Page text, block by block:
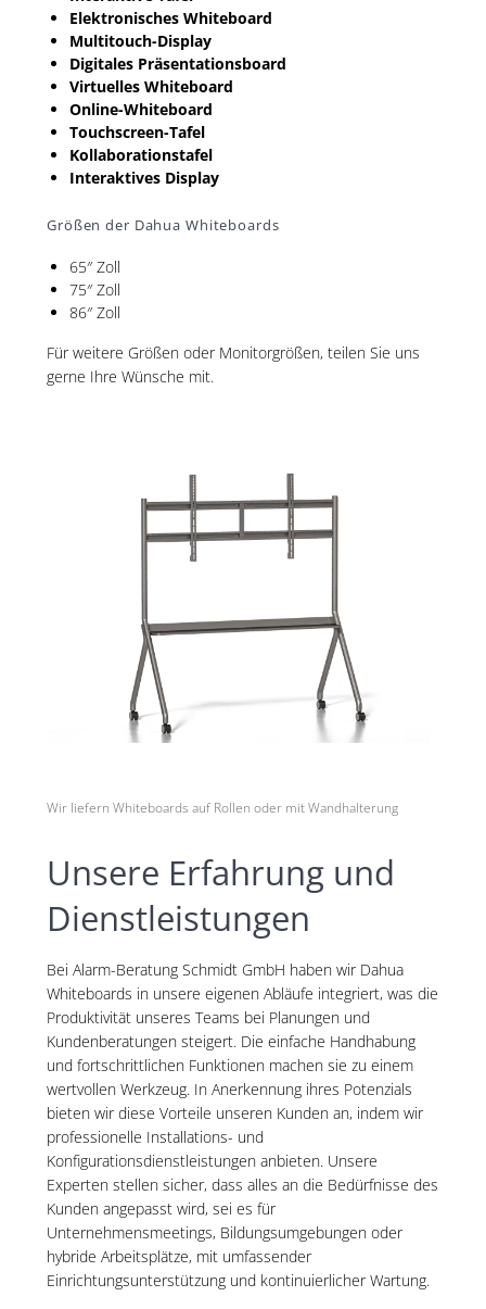
Elektronisches Whiteboard
Multitouch-Display
Digitales Präsentationsboard
Virtuelles Whiteboard
Online-Whiteboard
Touchscreen-Tafel
Kollaborationstafel
Interaktives Display
Größen der Dahua Whiteboards
65″ Zoll
75″ Zoll
86″ Zoll
Für weitere Größen oder Monitorgrößen, teilen Sie uns
gerne Ihre Wünsche mit.
Wir liefern Whiteboards auf Rollen oder mit Wandhalterung
Unsere Erfahrung und
Dienstleistungen
Bei Alarm-Beratung Schmidt GmbH haben wir Dahua
Whiteboards in unsere eigenen Abläufe integriert, was die
Produktivität unseres Teams bei Planungen und
Kundenberatungen steigert. Die einfache Handhabung
und fortschrittlichen Funktionen machen sie zu einem
wertvollen Werkzeug. In Anerkennung ihres Potenzials
bieten wir diese Vorteile unseren Kunden an, indem wir
professionelle Installations- und
Konfigurationsdienstleistungen anbieten. Unsere
Experten stellen sicher, dass alles an die Bedürfnisse des
Kunden angepasst wird, sei es für
Unternehmensmeetings, Bildungsumgebungen oder
hybride Arbeitsplätze, mit umfassender
Einrichtungsunterstützung und kontinuierlicher Wartung.